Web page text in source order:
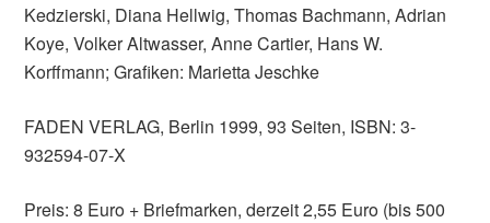
Kedzierski, Diana Hellwig, Thomas Bachmann, Adrian
Koye, Volker Altwasser, Anne Cartier, Hans W.
Korffmann; Grafiken: Marietta Jeschke
FADEN VERLAG, Berlin 1999, 93 Seiten, ISBN: 3-
932594-07-X
Preis: 8 Euro + Briefmarken, derzeit 2,55 Euro (bis 500